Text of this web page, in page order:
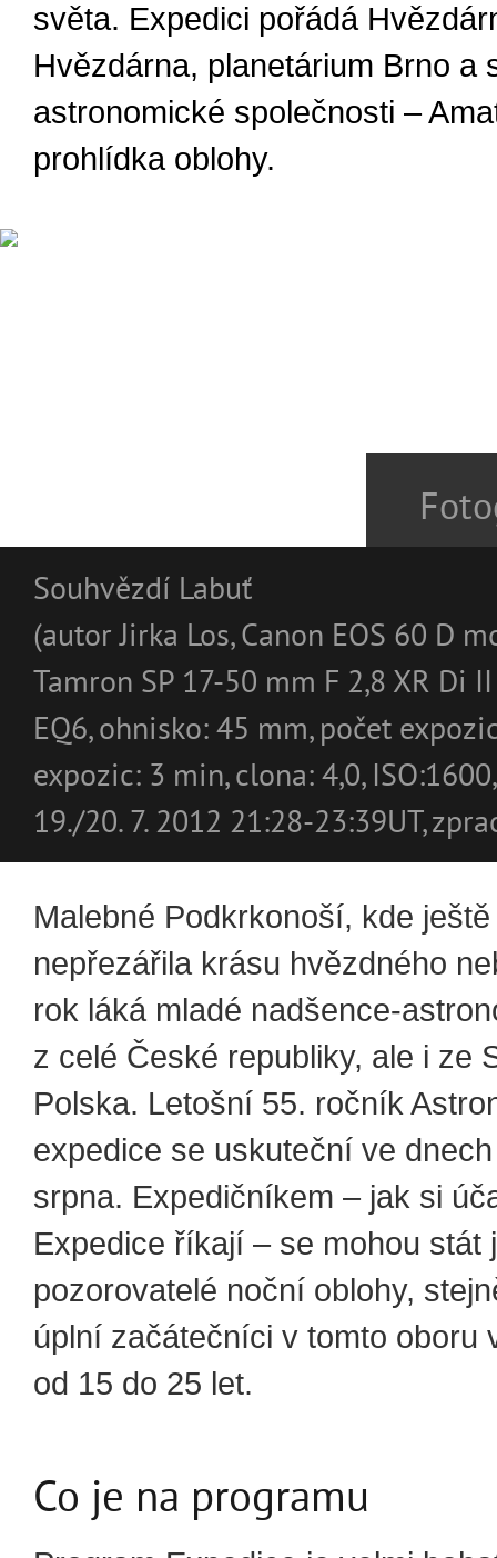
světa. Expedici pořádá
Hvězdárna, planetárium Brno a
astronomické společnosti –
prohlídka oblohy.
Souhvězdí Labuť
(autor Jirka Los, Canon EOS 60 D
Tamron SP 17-50 mm F 2,8 XR Di
EQ6, ohnisko: 45 mm, počet
expozic: 3 min, clona: 4,0,
19./20. 7. 2012 21:28-23:39UT,
Malebné Podkrkonoší, kde
nepřezářila krásu hvězdného
rok láká mladé nadšence-
z celé České republiky, ale i ze
Polska. Letošní 55. ročník
expedice se uskuteční ve
srpna. Expedičníkem – jak si
Expedice říkají – se mohou stát
pozorovatelé noční oblohy,
úplní začátečníci v tomto oboru
od 15 do 25 let.
Co je na programu